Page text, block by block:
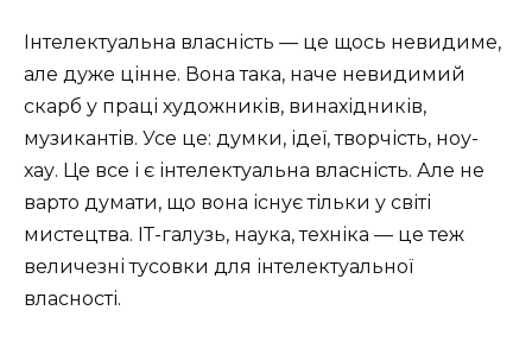
Інтелектуальна власність — це щось невидиме,
але дуже цінне. Вона така, наче невидимий
скарб у праці художників, винахідників,
музикантів. Усе це: думки, ідеї, творчість, ноу-
хау. Це все і є інтелектуальна власність. Але не
варто думати, що вона існує тільки у світі
мистецтва. ІТ-галузь, наука, техніка — це теж
величезні тусовки для інтелектуальної
власності.